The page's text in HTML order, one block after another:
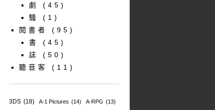
劇
(45)
騷
(1)
閱書者
(95)
書
(45)
誌
(50)
聽音客
(11)
3DS (18) A-1 Pictures (14) A-RPG (13)